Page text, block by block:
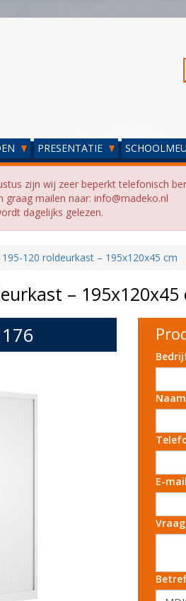
PRESENTATIE
zijn wij zeer beperkt telefonisch
mailen naar: info@madeko.nl
dagelijks gelezen.
195-120 roldeurkast – 195x120x45 cm
– 195x120x45
Naam
E-
Vraag